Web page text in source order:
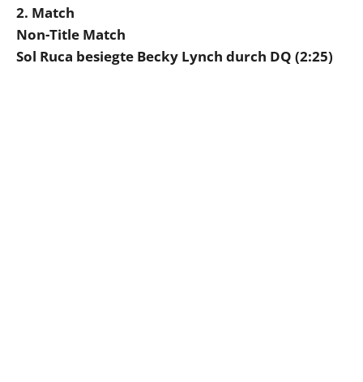
2. Match
Non-Title Match
Sol Ruca besiegte Becky Lynch durch DQ (2:25)